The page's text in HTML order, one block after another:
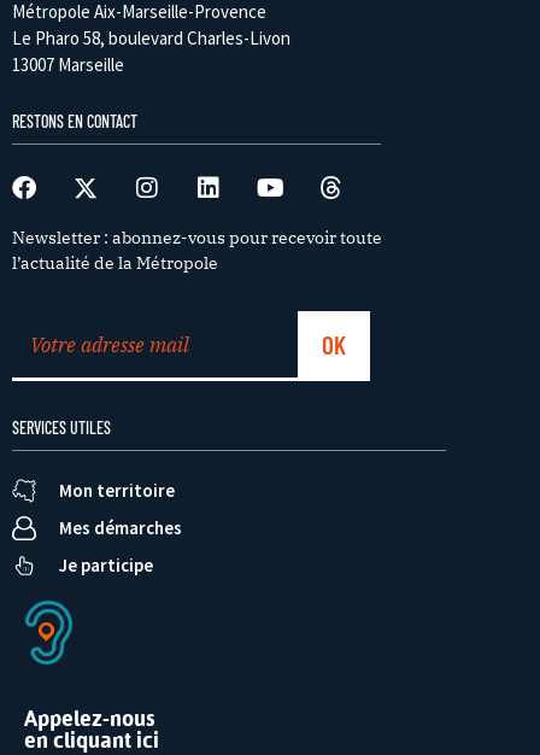
Métropole Aix-Marseille-Provence
Le Pharo 58, boulevard Charles-Livon
13007 Marseille
RESTONS EN CONTACT
Newsletter : abonnez-vous pour recevoir toute
l’actualité de la Métropole
SERVICES UTILES
Mon territoire
Mes démarches
Je participe
Appelez-nous
en cliquant ici